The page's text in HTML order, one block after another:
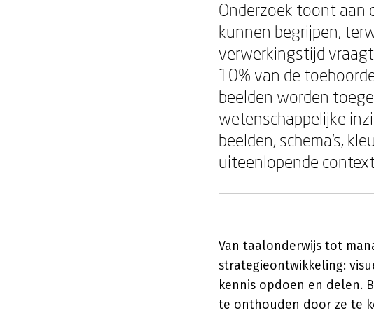
Onderzoek toont aan
kunnen begrijpen,
verwerkingstijd
10% van de
beelden worden
wetenschappelijke
beelden, schema's,
uiteenlopende
Van taalonderwijs tot
strategieontwikkeling:
kennis opdoen en delen.
te onthouden door ze te